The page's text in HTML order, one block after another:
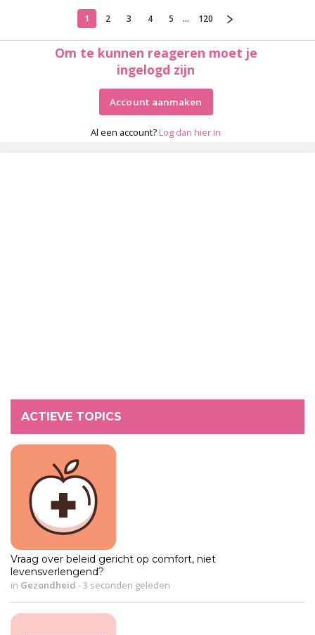
1 2 3 4 5 ... 120
Om te kunnen reageren moet je
ingelogd zijn
Account aanmaken
Al een account? Log dan hier in
ACTIEVE TOPICS
Vraag over beleid gericht op comfort, niet
levensverlengend?
in Gezondheid -3 seconden geleden